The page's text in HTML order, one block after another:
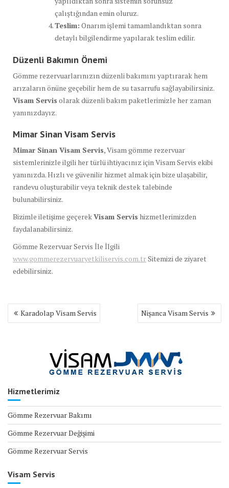
çalıştığından emin oluruz.
Teslim: Onarım işlemi tamamlandıktan sonra
detaylı bilgilendirme yapılarak teslim edilir.
Düzenli Bakımın Önemi
Gömme rezervuarlarınızın düzenli bakımını yaptırarak hem
arızaların önüne geçebilir hem de su tasarrufu sağlayabilirsiniz.
Visam Servis olarak düzenli bakım paketlerimizle her zaman
yanınızdayız.
Mimar Sinan Visam Servis
Mimar Sinan Visam Servis, Visam gömme rezervuar
sistemlerinizle ilgili her türlü ihtiyacınız için Visam Servis ekibi
yanınızda. Hızlı ve güvenilir hizmet almak için bize ulaşabilir,
randevu oluşturabilir veya teknik destek talebinde
bulunabilirsiniz.
Bizimle iletişime geçerekVisam Servis hizmetlerimizden
faydalanabilirsiniz.
Gömme Rezervuar Servis İle İlgili
www.gommerezervuaryetkiliservis.com.trSitemizi de ziyaret
edebilirsiniz.
Yazı
gezinmesi
Karadolap Visam Servis Nişanca Visam Servis
Hizmetlerimiz
Gömme Rezervuar Bakımı
Gömme Rezervuar Değişimi
Gömme Rezervuar Servis
Visam Servis